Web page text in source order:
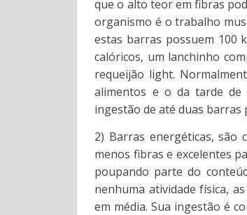
que o alto teor em fibras
organismo é o trabalho
estas barras possuem 100
calóricos, um lanchinho
requeijão light.
alimentos e o da tarde de
ingestão de até duas barras
2) Barras energéticas, são
menos fibras e excelentes
poupando parte do
nenhuma atividade física,
em média. Sua ingestão é